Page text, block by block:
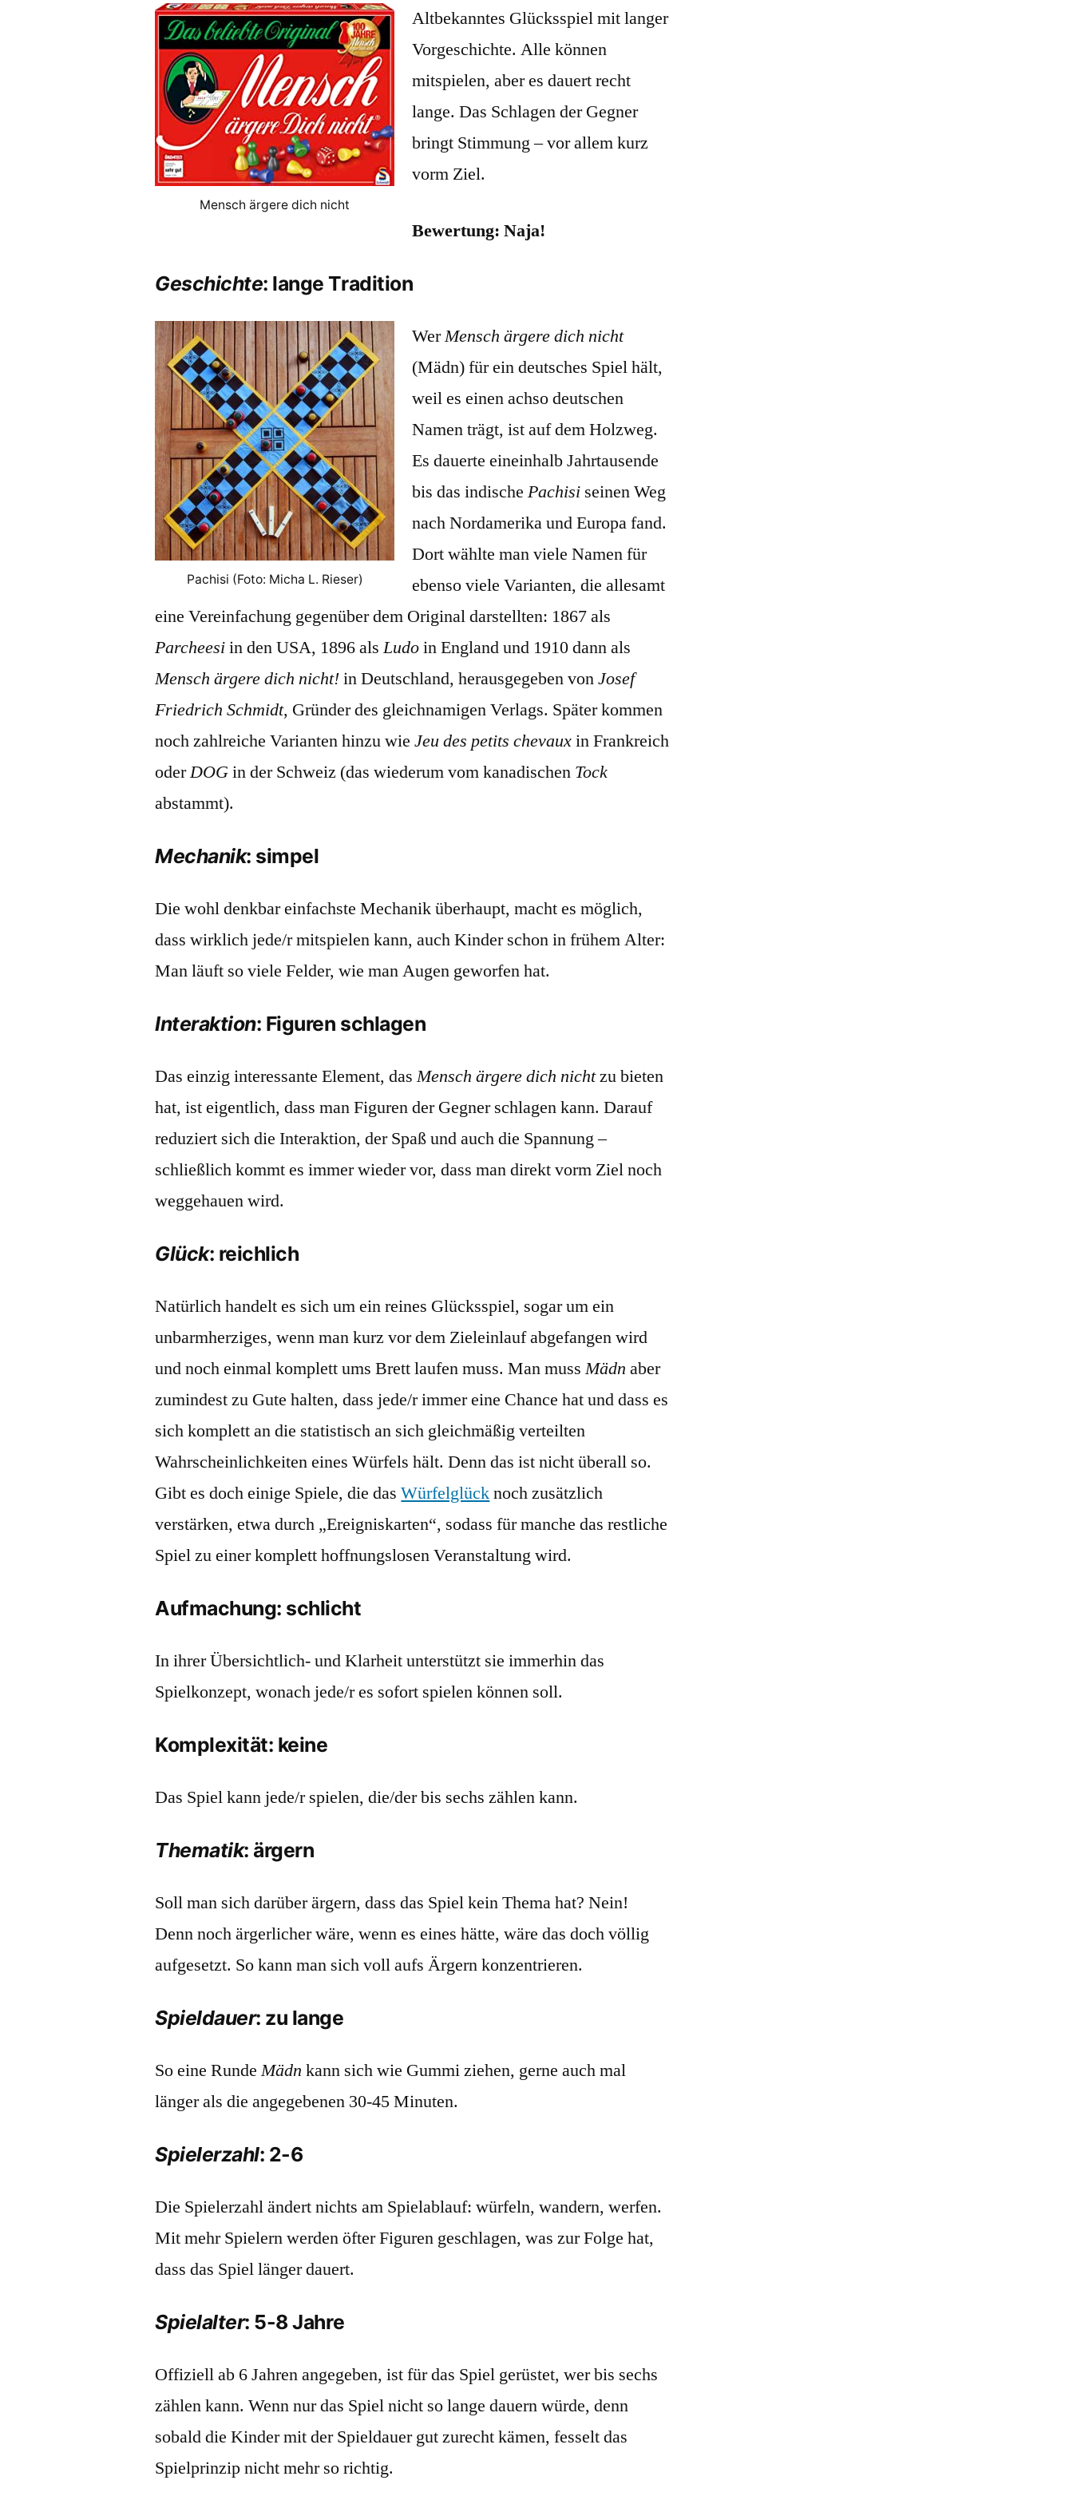
dich
Mensch ärgere dich nicht
Altbekanntes Glücksspiel mit langer
Vorgeschichte. Alle können
mitspielen, aber es dauert recht
lange. Das Schlagen der Gegner
bringt Stimmung – vor allem kurz
vorm Ziel.
Bewertung: Naja!
Geschichte: lange Tradition
Pachisi (Foto: Micha L. Rieser)
WerMensch ärgere dich nicht
(Mädn) für ein deutsches Spiel hält,
weil es einen achso deutschen
Namen trägt, ist auf dem Holzweg.
Es dauerte eineinhalb Jahrtausende
bis das indischePachisi seinen Weg
nach Nordamerika und Europa fand.
Dort wählte man viele Namen für
ebenso viele Varianten, die allesamt
eine Vereinfachung gegenüber dem Original darstellten: 1867 als
Parcheesiin den USA, 1896 alsLudoin England und 1910 dann als
Mensch ärgere dich nicht!in Deutschland, herausgegeben vonJosef
Friedrich Schmidt, Gründer des gleichnamigen Verlags. Später kommen
noch zahlreiche Varianten hinzu wieJeu des petits chevauxin Frankreich
oderDOGin der Schweiz (das wiederum vom kanadischen Tock
abstammt).
Mechanik: simpel
Die wohl denkbar einfachste Mechanik überhaupt, macht es möglich,
dass wirklich jede/r mitspielen kann, auch Kinder schon in frühem Alter:
Man läuft so viele Felder, wie man Augen geworfen hat.
Interaktion: Figuren schlagen
Das einzig interessante Element, dasMensch ärgere dich nichtzu bieten
hat, ist eigentlich, dass man Figuren der Gegner schlagen kann. Darauf
reduziert sich die Interaktion, der Spaß und auch die Spannung –
schließlich kommt es immer wieder vor, dass man direkt vorm Ziel noch
weggehauen wird.
Glück: reichlich
Natürlich handelt es sich um ein reines Glücksspiel, sogar um ein
unbarmherziges, wenn man kurz vor dem Zieleinlauf abgefangen wird
und noch einmal komplett ums Brett laufen muss. Man mussMädn aber
zumindest zu Gute halten, dass jede/r immer eine Chance hat und dass es
sich komplett an die statistisch an sich gleichmäßig verteilten
Wahrscheinlichkeiten eines Würfels hält. Denn das ist nicht überall so.
Gibt es doch einige Spiele, die dasWürfelglücknoch zusätzlich
verstärken, etwa durch „Ereigniskarten“, sodass für manche das restliche
Spiel zu einer komplett hoffnungslosen Veranstaltung wird.
Aufmachung: schlicht
In ihrer Übersichtlich- und Klarheit unterstützt sie immerhin das
Spielkonzept, wonach jede/r es sofort spielen können soll.
Komplexität: keine
Das Spiel kann jede/r spielen, die/der bis sechs zählen kann.
Thematik: ärgern
Soll man sich darüber ärgern, dass das Spiel kein Thema hat? Nein!
Denn noch ärgerlicher wäre, wenn es eines hätte, wäre das doch völlig
aufgesetzt. So kann man sich voll aufs Ärgern konzentrieren.
Spieldauer: zu lange
So eine RundeMädn kann sich wie Gummi ziehen, gerne auch mal
länger als die angegebenen 30-45 Minuten.
Spielerzahl: 2-6
Die Spielerzahl ändert nichts am Spielablauf: würfeln, wandern, werfen.
Mit mehr Spielern werden öfter Figuren geschlagen, was zur Folge hat,
dass das Spiel länger dauert.
Spielalter: 5-8 Jahre
Offiziell ab 6 Jahren angegeben, ist für das Spiel gerüstet, wer bis sechs
zählen kann. Wenn nur das Spiel nicht so lange dauern würde, denn
sobald die Kinder mit der Spieldauer gut zurecht kämen, fesselt das
Spielprinzip nicht mehr so richtig.